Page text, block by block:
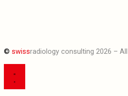
© swissradiology consulting 2026 –